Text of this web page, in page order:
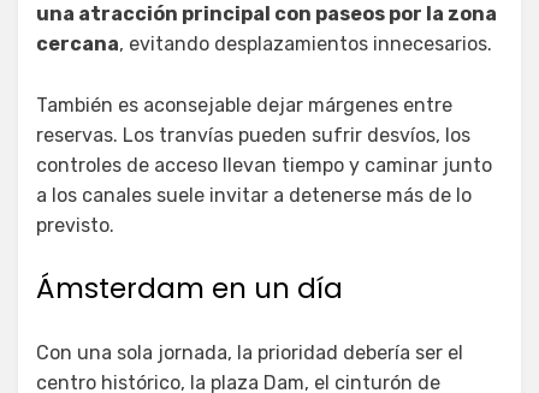
una atracción principal con paseos por la zona
cercana, evitando desplazamientos innecesarios.
También es aconsejable dejar márgenes entre
reservas. Los tranvías pueden sufrir desvíos, los
controles de acceso llevan tiempo y caminar junto
a los canales suele invitar a detenerse más de lo
previsto.
Ámsterdam en un día
Con una sola jornada, la prioridad debería ser el
centro histórico, la plaza Dam, el cinturón de